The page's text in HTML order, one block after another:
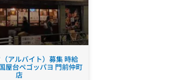
アルバイト）募集 時給
屋台ペゴッパヨ 門前仲町
店